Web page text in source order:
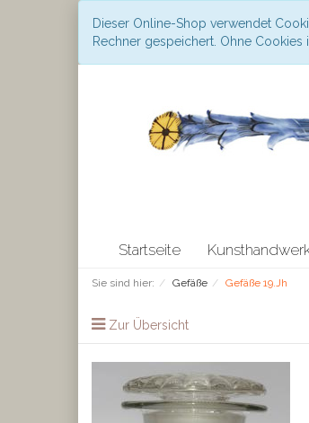
Dieser Online-Shop verwendet
Rechner gespeichert. Ohne
Startseite
Sie sind hier: Gefäße Gefäße 19.Jh
Zur Übersicht